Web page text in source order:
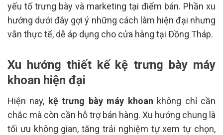
yếu tố trưng bày và marketing tại điểm bán. Phần xu
hướng dưới đây gợi ý những cách làm hiện đại nhưng
vẫn thực tế, dễ áp dụng cho cửa hàng tại Đồng Tháp.
Xu hướng thiết kế kệ trưng bày máy
khoan hiện đại
Hiện nay, kệ trưng bày máy khoan không chỉ cần
chắc mà còn cần hỗ trợ bán hàng. Xu hướng chung là
tối ưu không gian, tăng trải nghiệm tự xem tự chọn,